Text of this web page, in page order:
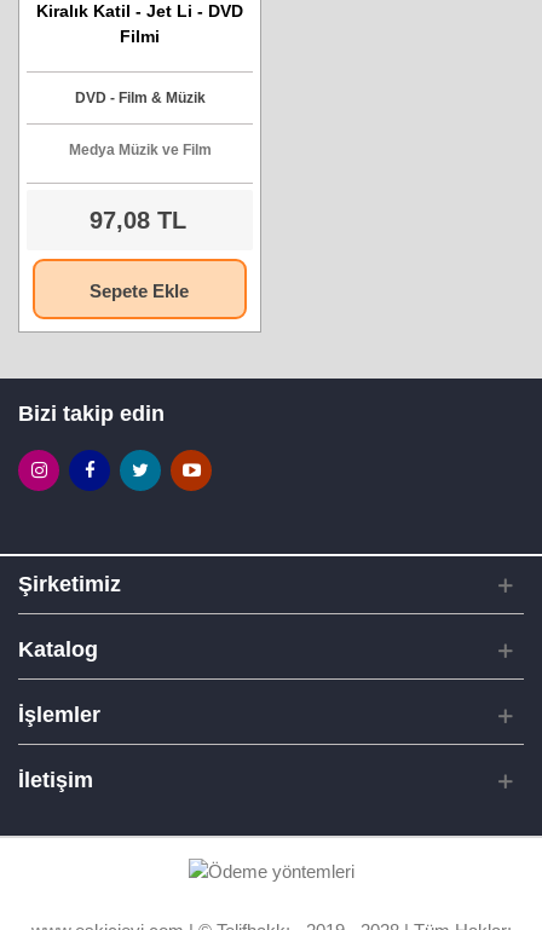
Kiralık Katil - Jet Li - DVD
Filmi
DVD - Film & Müzik
Medya Müzik ve Film
97,08 TL
Sepete Ekle
Bizi takip edin
Şirketimiz
Katalog
İşlemler
İletişim